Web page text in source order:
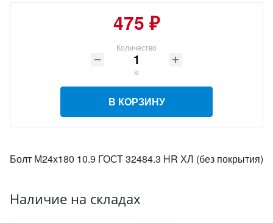
475 ₽
Количество
кг
В КОРЗИНУ
Болт М24х180 10.9 ГОСТ 32484.3 HR ХЛ (без покрытия)
Наличие на складах